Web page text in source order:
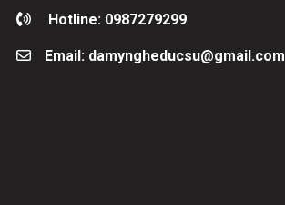
Hotline: 0987279299
Email: damyngheducsu@gmail.com